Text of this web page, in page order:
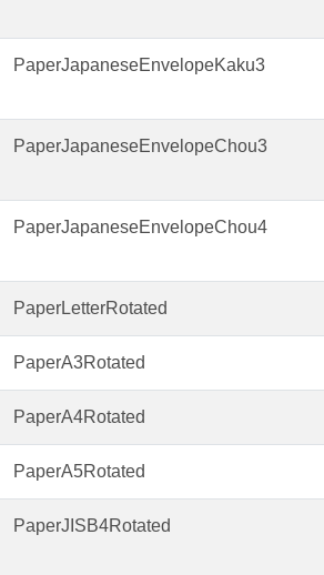
PaperJapaneseEnvelopeKaku3
PaperJapaneseEnvelopeChou3
PaperJapaneseEnvelopeChou4
PaperLetterRotated
PaperA3Rotated
PaperA4Rotated
PaperA5Rotated
PaperJISB4Rotated